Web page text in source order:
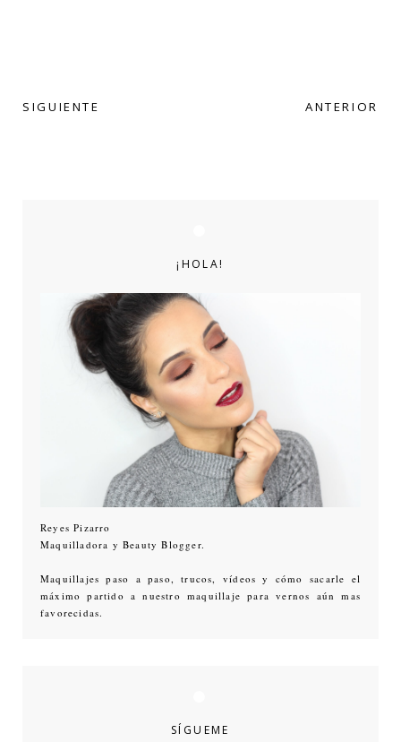
SIGUIENTE ANTERIOR
¡HOLA!
Reyes Pizarro
Maquilladora y Beauty Blogger.
Maquillajes paso a paso, trucos, vídeos y cómo sacarle el
máximo partido a nuestro maquillaje para vernos aún mas
favorecidas.
SÍGUEME